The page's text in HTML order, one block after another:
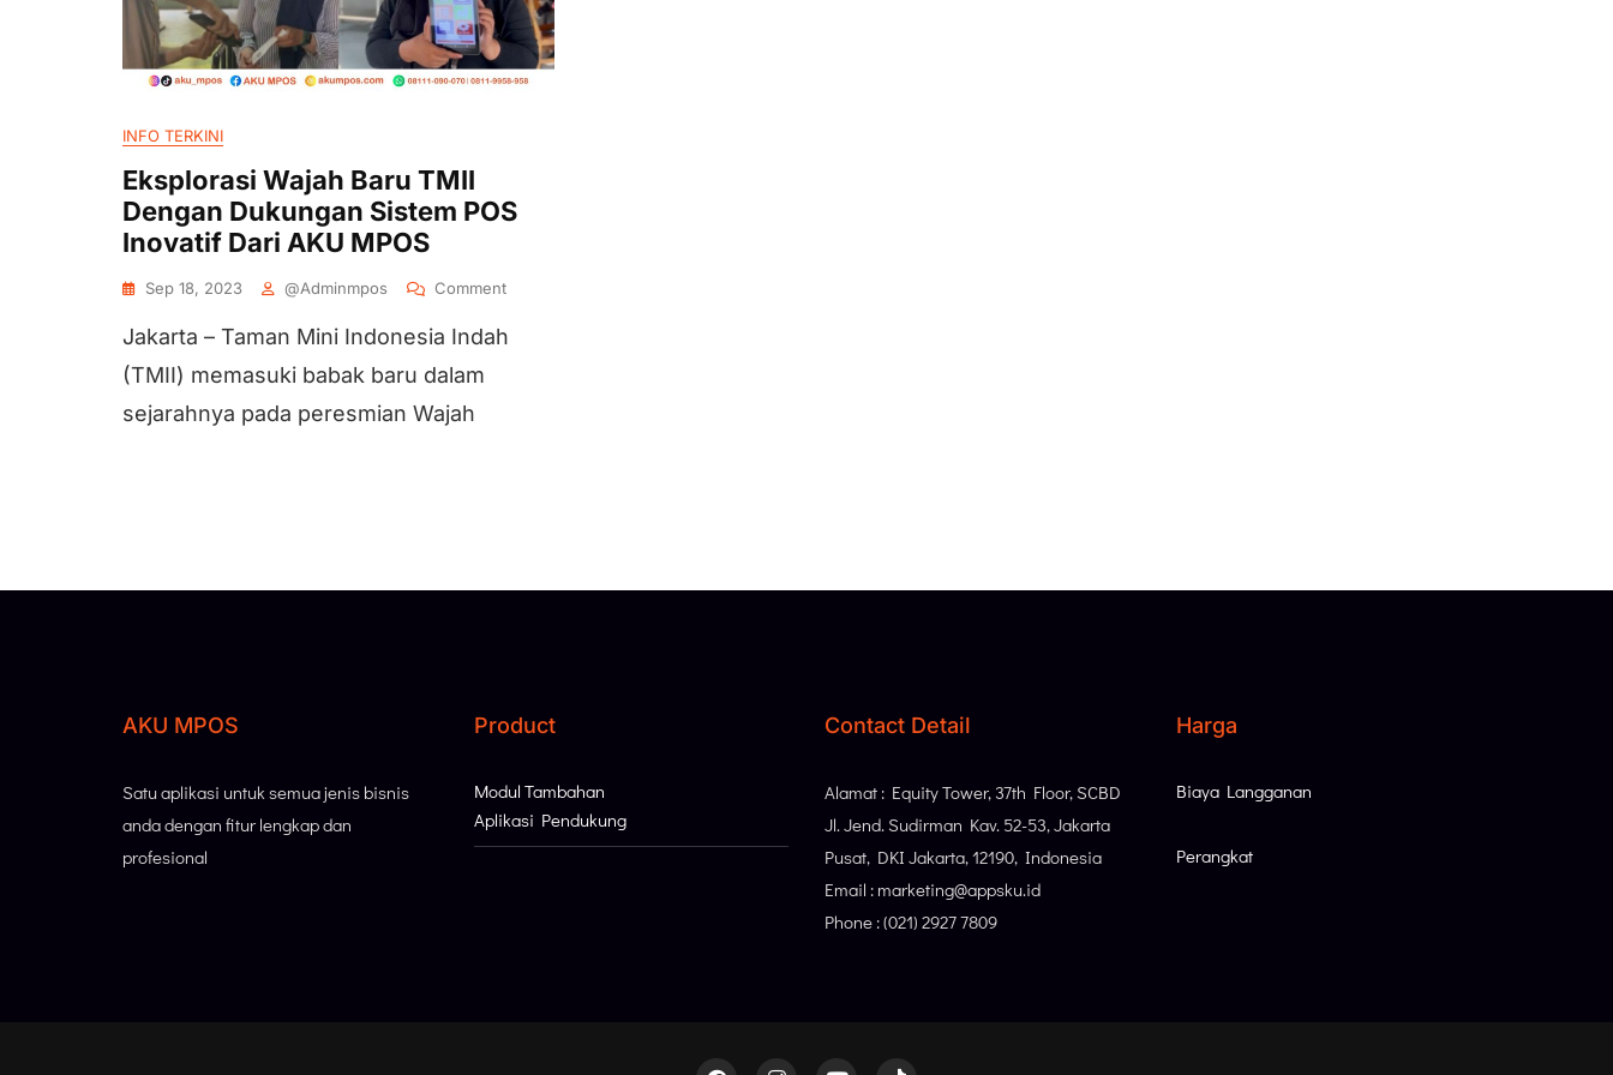
INFO TERKINI
Eksplorasi Wajah Baru TMII
Dengan Dukungan Sistem POS
Inovatif Dari AKU MPOS
Sep 18, 2023 @adminmpos Comment
Jakarta – Taman Mini Indonesia Indah
(TMII) memasuki babak baru dalam
sejarahnya pada peresmian Wajah
AKU MPOS
Satu aplikasi untuk semua jenis bisnis
anda dengan fitur lengkap dan
profesional
Product
Modul Tambahan
Aplikasi Pendukung
Contact Detail
Alamat : Equity Tower, 37th Floor, SCBD
Jl. Jend. Sudirman Kav. 52-53, Jakarta
Pusat, DKI Jakarta, 12190, Indonesia
Email : marketing@appsku.id
Phone : (021) 2927 7809
Harga
Biaya Langganan
Perangkat